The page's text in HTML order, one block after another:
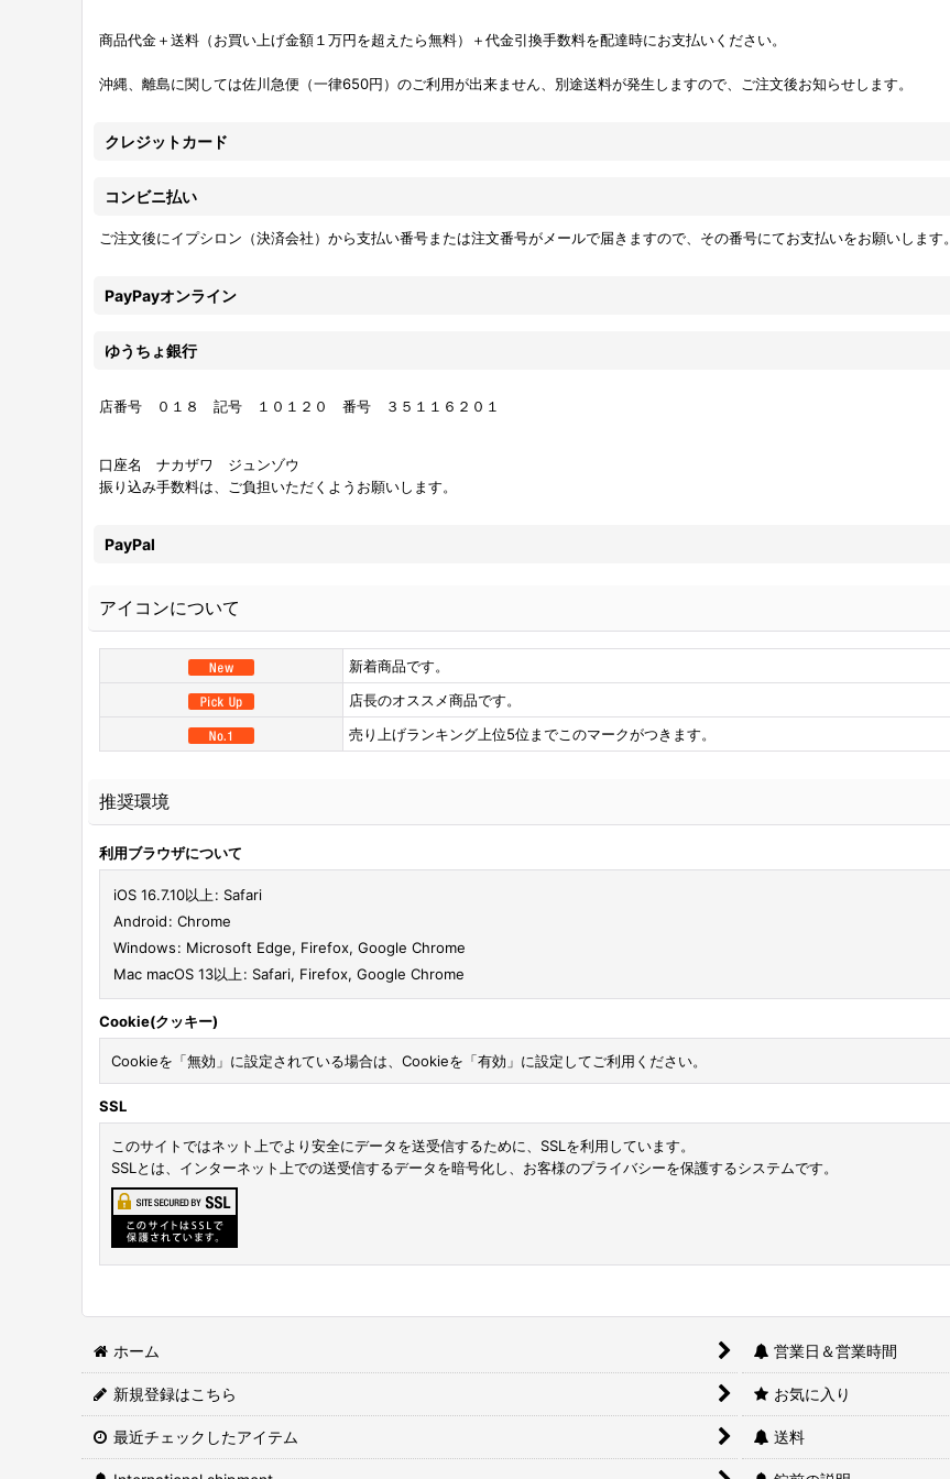
商品代金＋送料（お買い上げ金額１万円を超えたら無料）＋代金引換手数料を配達時にお支払いください。
沖縄、離島に関しては佐川急便（一律650円）のご利用が出来ません、別途送料が発生しますので、ご注文後お知らせします。
クレジットカード
コンビニ払い
ご注文後にイプシロン（決済会社）から支払い番号または注文番号がメールで届きますので、その番号にてお支払いをお願いします。
PayPayオンライン
ゆうちょ銀行
店番号 ０１８ 記号 １０１２０ 番号 ３５１１６２０１
口座名 ナカザワ ジュンゾウ
振り込み手数料は、ご負担いただくようお願いします。
PayPal
アイコンについて
新着商品です。
店長のオススメ商品です。
売り上げランキング上位5位までこのマークがつきます。
推奨環境
利用ブラウザについて
iOS 16.7.10以上: Safari
Android: Chrome
Windows: Microsoft Edge, Firefox, Google Chrome
Mac macOS 13以上: Safari, Firefox, Google Chrome
Cookie(クッキー)
Cookieを「無効」に設定されている場合は、Cookieを「有効」に設定してご利用ください。
SSL
このサイトではネット上でより安全にデータを送受信するために、SSLを利用しています。
SSLとは、インターネット上での送受信するデータを暗号化し、お客様のプライバシーを保護するシステムです。
ホーム 営業日＆営業時間
新規登録はこちら お気に入り
最近チェックしたアイテム 送料